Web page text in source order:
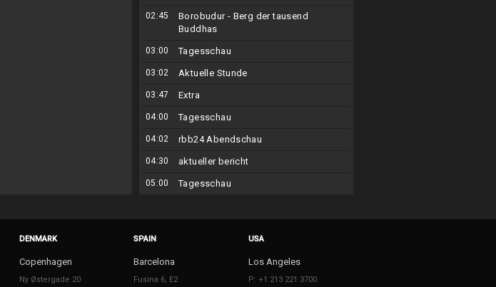
02:45
Borobudur - Berg der tausend
Buddhas
03:00 Tagesschau
03:02 Aktuelle Stunde
03:47 Extra
04:00 Tagesschau
04:02 rbb24 Abendschau
04:30 aktueller bericht
05:00 Tagesschau
DENMARK
Copenhagen
Ny Østergade 20
SPAIN
Barcelona
Fusina 6, E2
USA
Los Angeles
P: +1 213 221 3700